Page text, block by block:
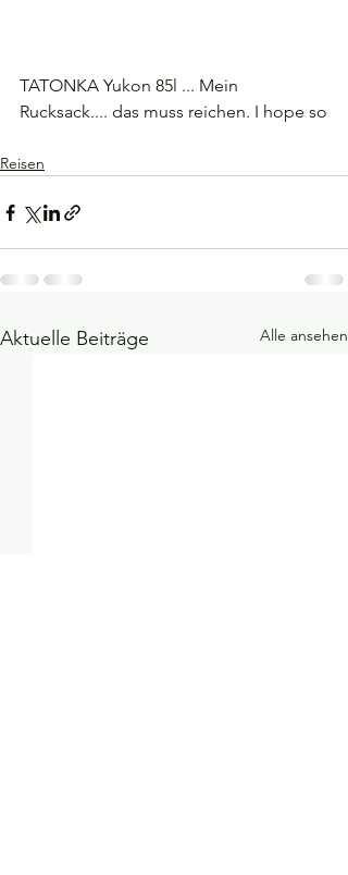
TATONKA Yukon 85l ... Mein
Rucksack.... das muss reichen. I hope so
Reisen
Aktuelle Beiträge Alle ansehen